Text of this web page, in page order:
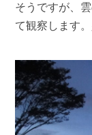
そうですが、
て観察します